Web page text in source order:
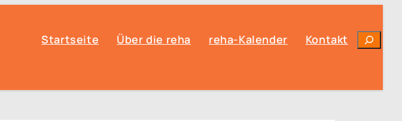
Startseite Über die reha reha-Kalender Kontakt Suchen